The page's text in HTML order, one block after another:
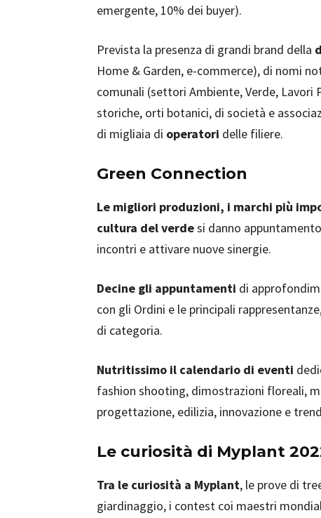
emergente, 10% dei buyer).
Prevista la presenza di grandi brand della
Home & Garden, e-commerce), di nomi
comunali (settori Ambiente, Verde, Lavori
storiche, orti botanici, di società e
di migliaia di operatori delle filiere.
Green Connection
Le migliori produzioni, i marchi più
cultura del verdesi danno
incontri e attivare nuove sinergie.
Decine gli appuntamenti di
con gli Ordini e le principali
di categoria.
Nutritissimo il calendario di eventi
fashion shooting, dimostrazioni floreali,
progettazione, edilizia, innovazione e
Le curiosità di Myplant
Tra le curiosità a Myplant, le prove di
giardinaggio, i contest coi maestri